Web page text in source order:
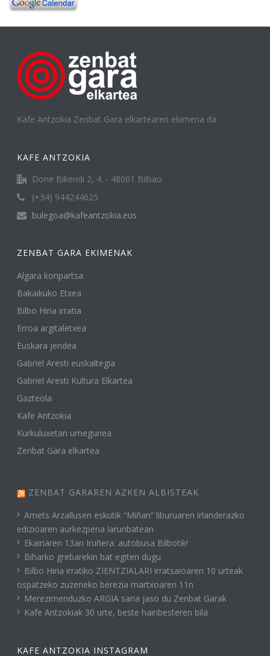
Kafe Antzokia Zenbat Gara elkartearen ekimena da.
KAFE ANTZOKIA
Done Bikendi 2, 4. - 48001 Bilbao
(+34) 944244625
bulegoa@kafeantzokia.eus
ZENBAT GARA EKIMENAK
Algara konpartsa
Bakaikuko Etxea
Bilbo Hiria irratia
Erroa argitaletxea
Euskara jendea
Gabriel Aresti euskaltegia
Gabriel Aresti Kultura Elkartea
Gazteola
Kafe Antzokia
Kurkuluxetan umegunea
Zenbat Gara elkartea
ZENBAT GARAREN AZKEN ALBISTEAK
Amets Arzallusen eskutik “Miñan” liburuaren irlanderazko
edizioaren aurkezpena larunbatean
Ekainaren 13an Iruñera: autobusa Bilbotik!
Biharko grebarekin bat egiten dugu
Bilbo Hiria irratiko ZIENTZIALARI irratsaioaren 10 urteak
ospatzeko zuzeneko berezia martxoaren 11n
Merezimenduzko ARGIA saria jaso du Zenbat Garak
Kafe Antzokiak 30 urte, beste hainbesteren bila
KAFE ANTZOKIA INSTAGRAM